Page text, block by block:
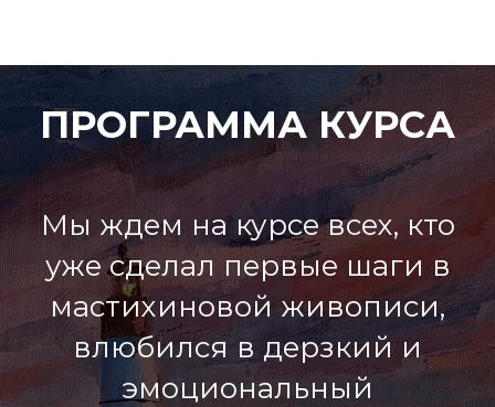
ПРОГРАММА КУРСА
Мы ждем на курсе всех, кто
уже сделал первые шаги в
мастихиновой живописи,
влюбился в дерзкий и
эмоциональный